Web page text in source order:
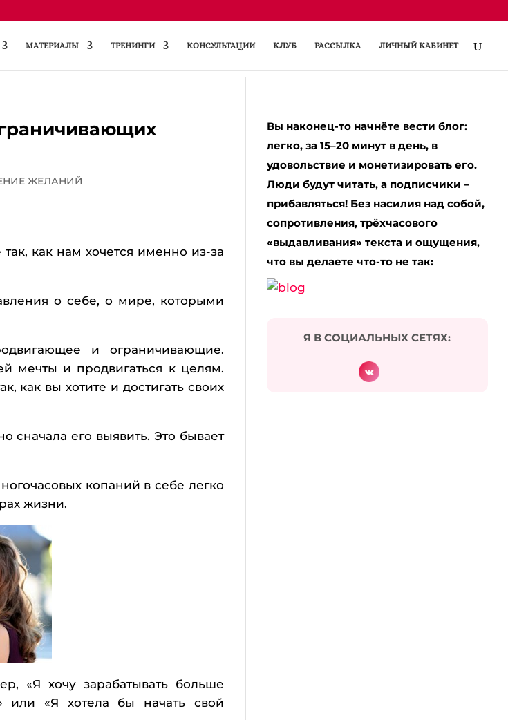
МАТЕРИАЛЫ ТРЕНИНГИ КОНСУЛЬТАЦИИ КЛУБ РАССЫЛКА ЛИЧНЫЙ КАБИНЕТ
ЖЕЛАНИЙ
как нам хочется именно из-за
о себе, о мире, которыми
и ограничивающие.
мечты и продвигаться к целям.
как вы хотите и достигать своих
его выявить. Это бывает
копаний в себе легко
жизни.
«Я хочу зарабатывать больше
или «Я хотела бы начать свой
Вы наконец-то начнёте вести блог:
легко, за 15–20 минут в день, в
удовольствие и монетизировать его.
Люди будут читать, а подписчики –
прибавляться! Без насилия над собой,
сопротивления, трёхчасового
«выдавливания» текста и ощущения,
что вы делаете что-то не так:
Я В СОЦИАЛЬНЫХ СЕТЯХ: